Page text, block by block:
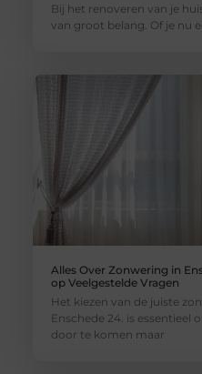
Bij het renoveren van je
van groot belang. Of je nu
Alles Over Zonwering in
op Veelgestelde Vragen
Het kiezen van de juiste
Enschede 24. is essentieel
door te komen maar